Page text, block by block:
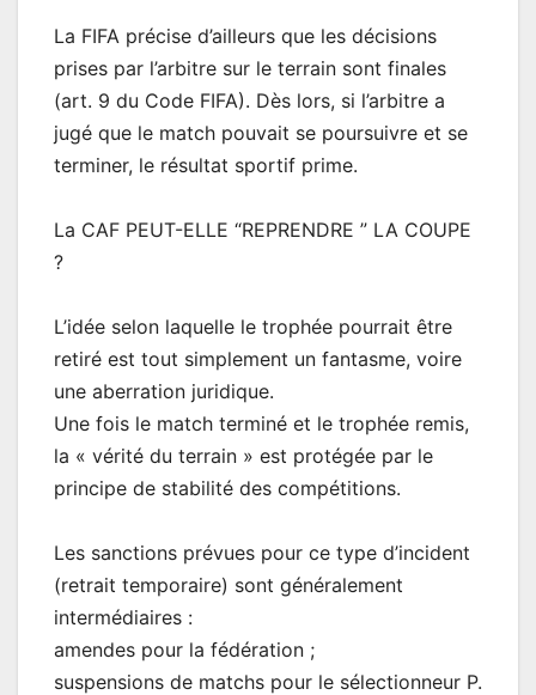
La FIFA précise d’ailleurs que les décisions
prises par l’arbitre sur le terrain sont finales
(art. 9 du Code FIFA). Dès lors, si l’arbitre a
jugé que le match pouvait se poursuivre et se
terminer, le résultat sportif prime.
La CAF PEUT-ELLE “REPRENDRE ” LA COUPE
?
L’idée selon laquelle le trophée pourrait être
retiré est tout simplement un fantasme, voire
une aberration juridique.
Une fois le match terminé et le trophée remis,
la « vérité du terrain » est protégée par le
principe de stabilité des compétitions.
Les sanctions prévues pour ce type d’incident
(retrait temporaire) sont généralement
intermédiaires :
amendes pour la fédération ;
suspensions de matchs pour le sélectionneur P.